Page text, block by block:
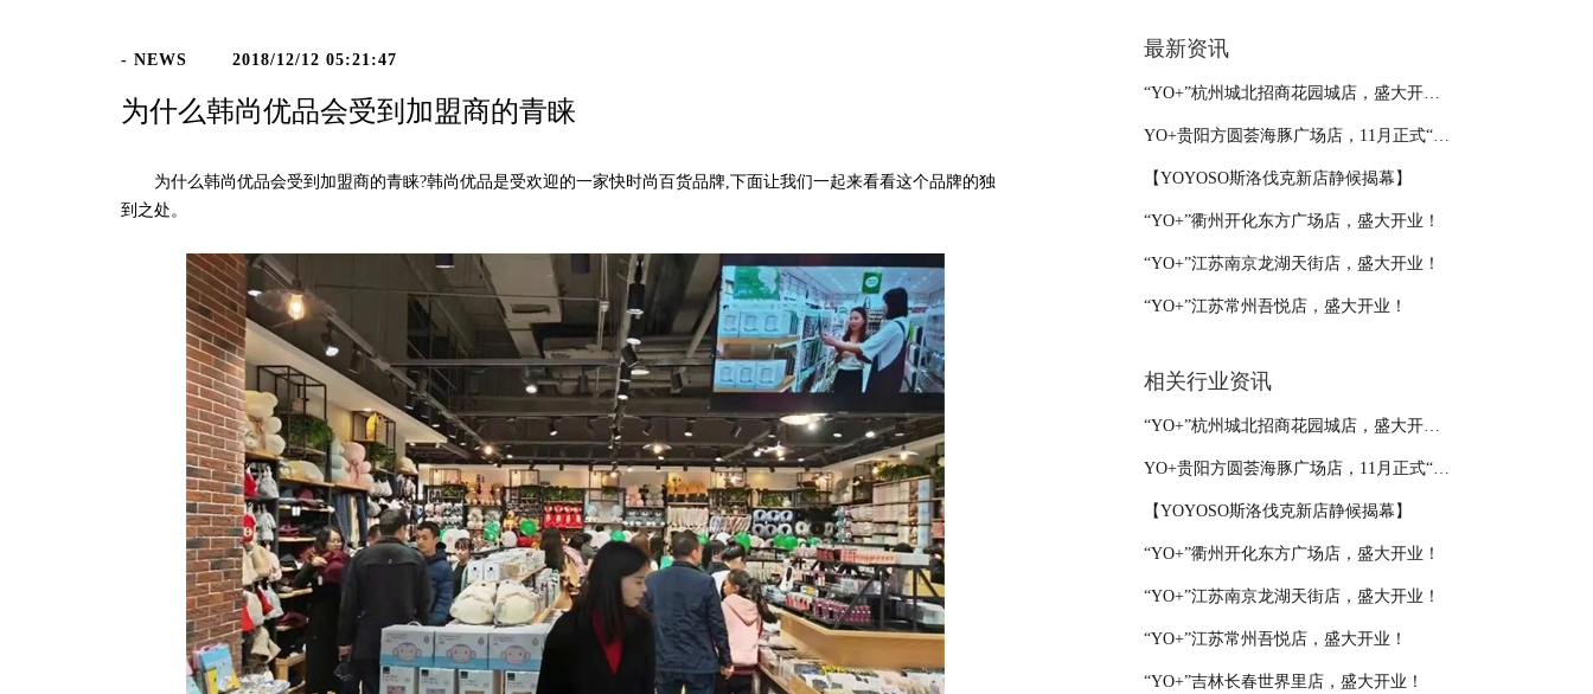
- NEWS 2018/12/12 05:21:47
为什么韩尚优品会受到加盟商的青睐
为什么韩尚优品会受到加盟商的青睐?韩尚优品是受欢迎的一家快时尚百货品牌,下面让我们一起来看看这个品牌的独
到之处。
最新资讯
“YO+”杭州城北招商花园城店，盛大开业！
YO+贵阳方圆荟海豚广场店，11月正式“开闸放鱼”！
【YOYOSO斯洛伐克新店静候揭幕】
“YO+”衢州开化东方广场店，盛大开业！
“YO+”江苏南京龙湖天街店，盛大开业！
“YO+”江苏常州吾悦店，盛大开业！
相关行业资讯
“YO+”杭州城北招商花园城店，盛大开业！
YO+贵阳方圆荟海豚广场店，11月正式“开闸放鱼”！
【YOYOSO斯洛伐克新店静候揭幕】
“YO+”衢州开化东方广场店，盛大开业！
“YO+”江苏南京龙湖天街店，盛大开业！
“YO+”江苏常州吾悦店，盛大开业！
“YO+”吉林长春世界里店，盛大开业！